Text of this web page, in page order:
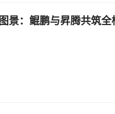
件著作权证书”、“中关村高
教学作出突出贡献感谢”等
续4年成功入选产学合作协
景：鲲鹏与昇腾共筑全